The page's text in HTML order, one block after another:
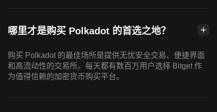
哪里才是购买 Polkadot 的首选之地？
购买 Polkadot 的最佳场所是提供无忧安全交易、便捷界面
和高流动性的交易所。每天都有数百万用户选择 Bitget 作
为值得信赖的加密货币购买平台。